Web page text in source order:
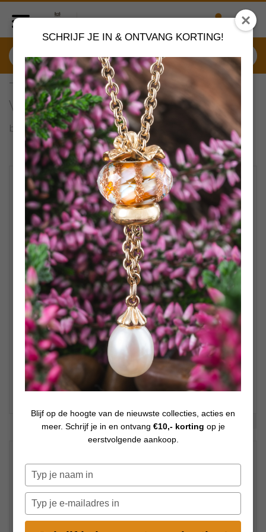
SCHRIJF JE IN & ONTVANG KORTING!
Blijf op de hoogte van de nieuwste collecties, acties en
meer. Schrijf je in en ontvang €10,- korting op je
eerstvolgende aankoop.
Typ
je
naam
Typ
je
e-
TAGLO-00094 Trollbeads
Verborgen schoonheid slotje
by Trollbeads sieraden
VERDER SHOPPEN
Bekijk meer foto's
€79,00 Op voorraad